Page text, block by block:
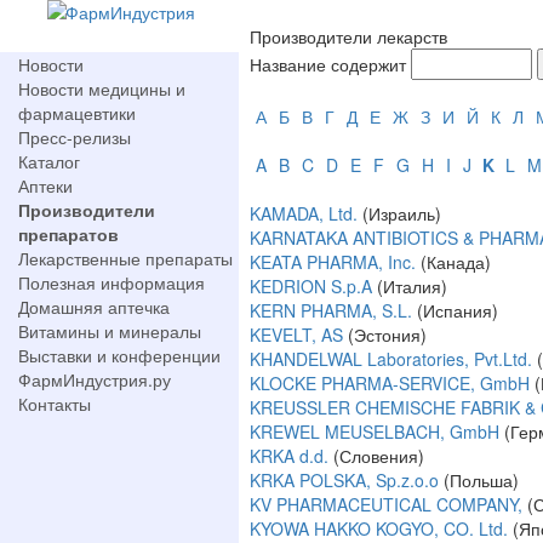
Новости
Новости медицины и
фармацевтики
Пресс-релизы
Каталог
Аптеки
Производители
препаратов
Лекарственные препараты
Полезная информация
Домашняя аптечка
Витамины и минералы
Выставки и конференции
ФармИндустрия.ру
Контакты
Производители лекарств
Название содержит
А Б В Г Д Е Ж З И Й К Л
A B C D E F G H I J K L M
KAMADA, Ltd. (Израиль)
KARNATAKA ANTIBIOTICS &
KEATA PHARMA, Inc. (Канада)
KEDRION S.p.A (Италия)
KERN PHARMA, S.L. (Испания)
KEVELT, AS (Эстония)
KHANDELWAL Laboratories, Pvt.Ltd.
KLOCKE PHARMA-SERVICE, GmbH
KREUSSLER CHEMISCHE FABRIK
KREWEL MEUSELBACH, GmbH
KRKA d.d. (Словения)
KRKA POLSKA, Sp.z.o.o (Польша)
KV PHARMACEUTICAL COMPANY,
KYOWA HAKKO KOGYO, CO. Ltd.